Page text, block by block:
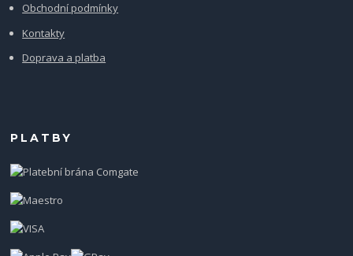
Obchodní podmínky
Kontakty
Doprava a platba
PLATBY